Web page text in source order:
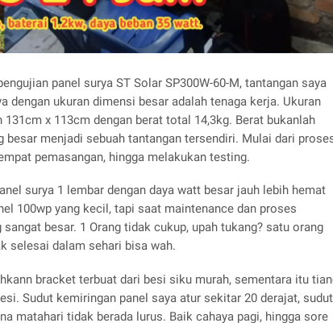
panel surya ST Solar SP300W-60-M, tantangan saya
dengan ukuran dimensi besar adalah tenaga kerja. Ukuran
131cm x 113cm dengan berat total 14,3kg. Berat bukanlah
besar menjadi sebuah tantangan tersendiri. Mulai dari
pemasangan, hingga melakukan testing.
surya 1 lembar dengan daya watt besar jauh lebih hemat
100wp yang kecil, tapi saat maintenance dan proses
besar. 1 Orang tidak cukup, upah tukang? satu orang
selesai dalam sehari bisa wah.
bracket terbuat dari besi siku murah, sementara itu
Sudut kemiringan panel saya atur sekitar 20 derajat, sudut
matahari tidak berada lurus. Baik cahaya pagi, hingga sore